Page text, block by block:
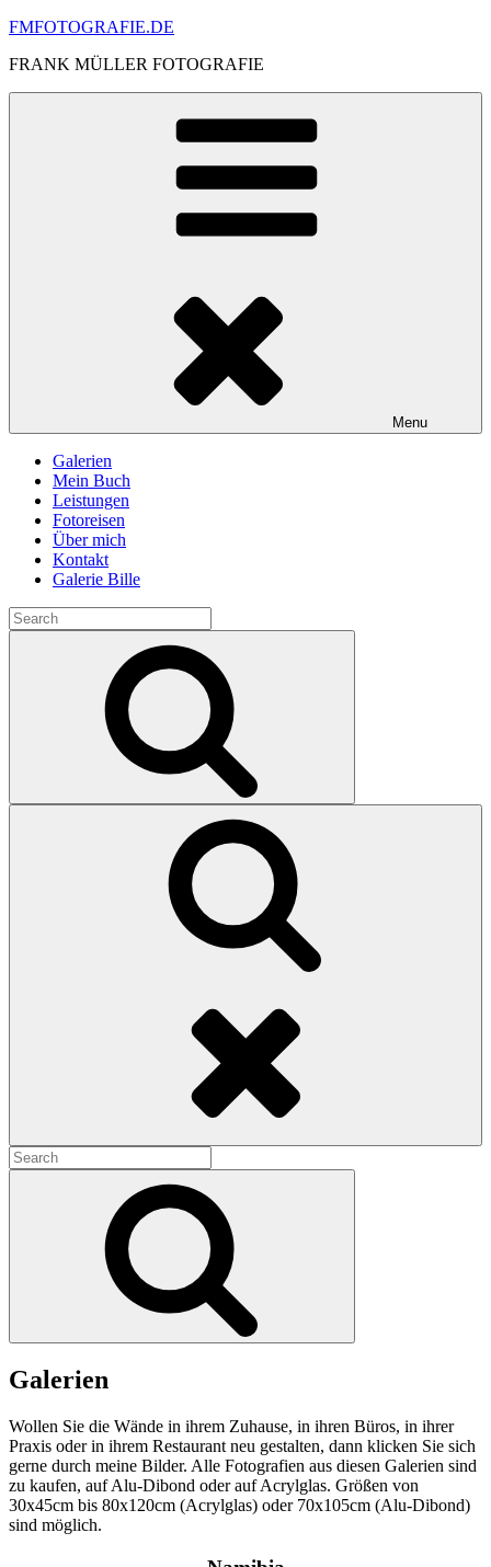
Skip
content
FMFOTOGRAFIE.DE
FRANK MÜLLER FOTOGRAFIE
Menu
Galerien
Mein Buch
Leistungen
Fotoreisen
Über mich
Kontakt
Galerie Bille
Search
for:
Search
for:
Galerien
Wollen Sie die Wände in ihrem Zuhause, in ihren Büros, in ihrer
Praxis oder in ihrem Restaurant neu gestalten, dann klicken Sie sich
gerne durch meine Bilder. Alle Fotografien aus diesen Galerien sind
zu kaufen, auf Alu-Dibond oder auf Acrylglas. Größen von
30x45cm bis 80x120cm (Acrylglas) oder 70x105cm (Alu-Dibond)
sind möglich.